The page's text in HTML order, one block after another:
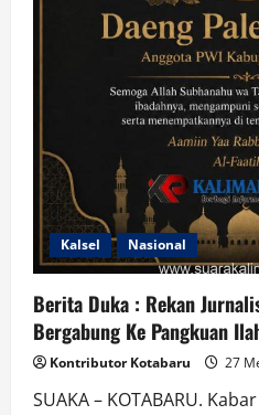
Kalsel Nasional
Berita Duka : Rekan
Bergabung Ke Pangkuan
Kontributor Kotabaru 27
SUAKA – KOTABARU.